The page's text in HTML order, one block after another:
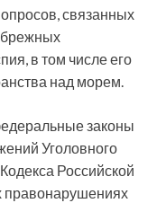
связанных
в том числе его
над морем.
законы
Уголовного
Российской
правонарушениях